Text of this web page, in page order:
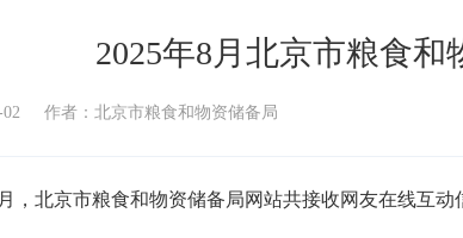
2025年8月北京市粮食
02 作者：​北京市粮食和物资储备局
，北京市粮食和物资储备局网站共接收网友在线互